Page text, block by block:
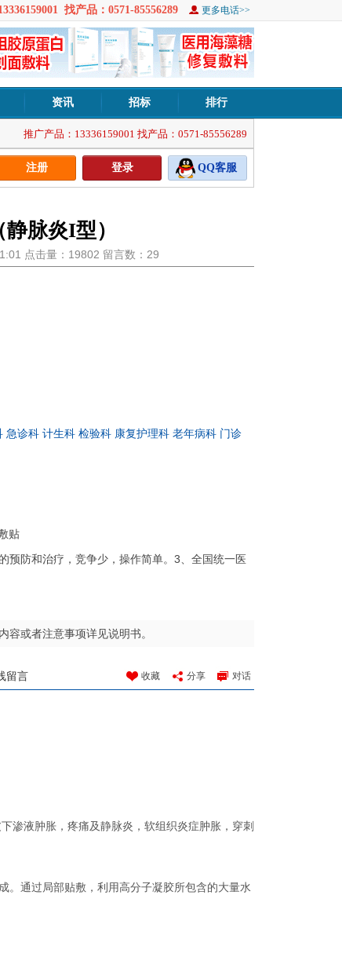
找产品：0571-85556289 更多电话>>
资讯 招标 排行
推广产品：13336159001 找产品：0571-85556289
注册 登录 QQ客服
脉炎I型）
点击量：19802 留言数：29
急诊科 计生科 检验科 康复护理科 老年病科 门诊
贴
预防和治疗，竞争少，操作简单。3、全国统一医
或者注意事项详见说明书。
收藏 分享 对话
留言
渗液肿胀，疼痛及静脉炎，软组织炎症肿胀，穿刺
。通过局部贴敷，利用高分子凝胶所包含的大量水